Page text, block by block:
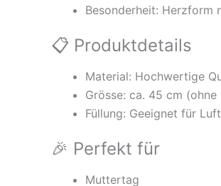
Besonderheit: Herzform
📋 Produktdetails
Material: Hochwertige
Grösse: ca. 45 cm (ohne
Füllung: Geeignet für
🎉 Perfekt für
Muttertag